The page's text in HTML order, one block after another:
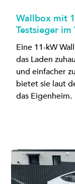
Wallbox mit
Testsieger im
Eine 11-kW
das Laden
und einfacher
bietet sie laut
das Eigenheim.